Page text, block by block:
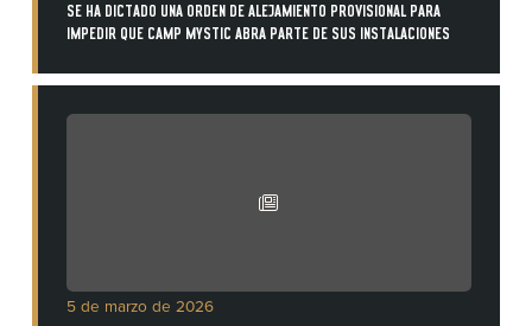
SE HA DICTADO UNA ORDEN DE ALEJAMIENTO PROVISIONAL PARA
IMPEDIR QUE CAMP MYSTIC ABRA PARTE DE SUS INSTALACIONES
5 de marzo de 2026